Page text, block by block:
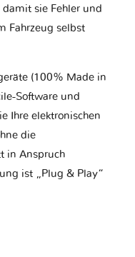
sie Fehler und
Fahrzeug selbst
(100% Made in
Software und
Ihre elektronischen
die
in Anspruch
ist „Plug & Play“